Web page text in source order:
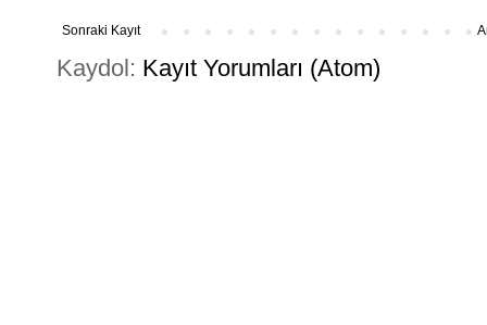
Sonraki Kayıt
Kaydol: Kayıt Yorumları (Atom)